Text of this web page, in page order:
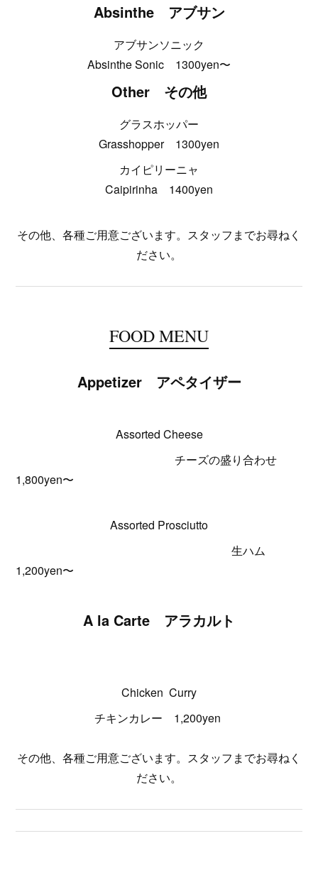
Absinthe アブサン
アブサンソニック
Absinthe Sonic 1300yen〜
Other その他
グラスホッパー
Grasshopper 1300yen
カイピリーニャ
Caipirinha 1400yen
その他、各種ご用意ございます。スタッフまでお尋ねく
ださい。
FOOD MENU
Appetizer アペタイザー
Assorted Cheese
チーズの盛り合わせ
1,800yen〜
Assorted Prosciutto
生ハム
1,200yen〜
A la Carte アラカルト
Chicken Curry
チキンカレー 1,200yen
その他、各種ご用意ございます。スタッフまでお尋ねく
ださい。